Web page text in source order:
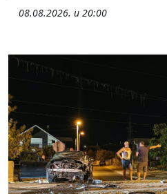
08.08.2026. u 20:00